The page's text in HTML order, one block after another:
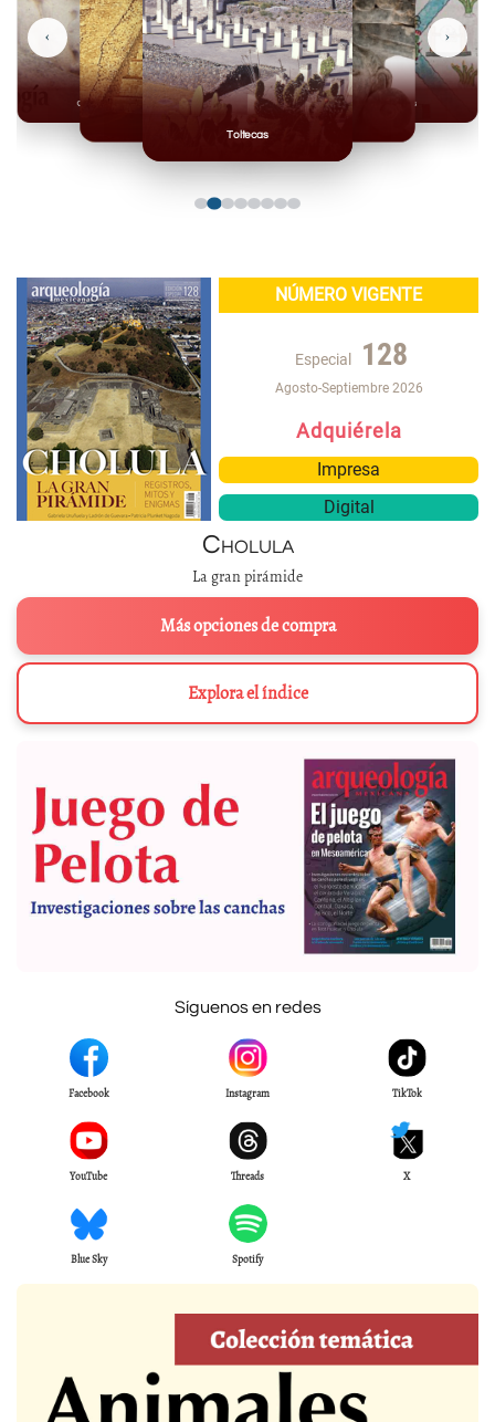
Toltecas
Mexicas
Olmecas
‹ ›
NÚMERO VIGENTE
Especial 128
Agosto-Septiembre 2026
Adquiérela
Impresa
Digital
Cholula
La gran pirámide
Más opciones de compra
Explora el índice
Síguenos en redes
Facebook Instagram TikTok
YouTube Threads X
Blue Sky Spotify